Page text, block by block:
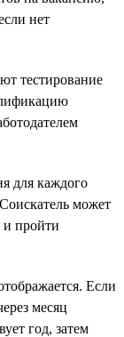
нет
тестирование
для каждого
может
и пройти
Если
месяц
год, затем